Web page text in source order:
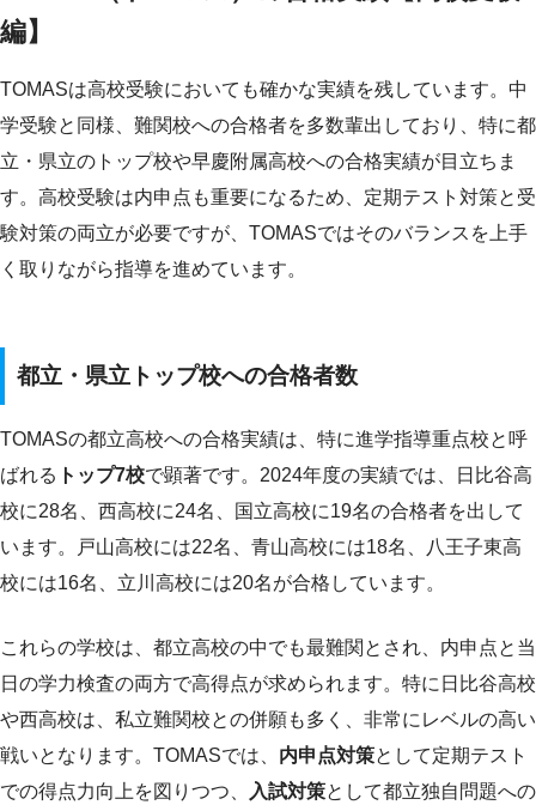
編】
TOMASは高校受験においても確かな実績を残しています。中
学受験と同様、難関校への合格者を多数輩出しており、特に都
立・県立のトップ校や早慶附属高校への合格実績が目立ちま
す。高校受験は内申点も重要になるため、定期テスト対策と受
験対策の両立が必要ですが、TOMASではそのバランスを上手
く取りながら指導を進めています。
都立・県立トップ校への合格者数
TOMASの都立高校への合格実績は、特に進学指導重点校と呼
ばれる トップ7校で顕著です。2024年度の実績では、日比谷高
校に28名、西高校に24名、国立高校に19名の合格者を出して
います。戸山高校には22名、青山高校には18名、八王子東高
校には16名、立川高校には20名が合格しています。
これらの学校は、都立高校の中でも最難関とされ、内申点と当
日の学力検査の両方で高得点が求められます。特に日比谷高校
や西高校は、私立難関校との併願も多く、非常にレベルの高い
戦いとなります。TOMASでは、 内申点対策として定期テスト
での得点力向上を図りつつ、
入試対策として都立独自問題への